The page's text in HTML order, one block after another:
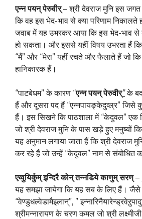
एन्न पयन् पेरुवीर्– श्री देवराज मुनि इस
कि वह इस भेद-भाव से क्या परिणाम
जवाब में यह उभरकर आया कि इस भेद-भाव से
हो सकता। और इससे यहीं विषय उभरता हैं कि
“मैं” और “मेरा” यहीं रचते और फैलाते हैं जो
हानिकारक हैं।
“पाटबेधम” के कारण “एन्न पयन् पेरुवीर्”के
हैं और दूसरा पद हैं “एन्नपायङ्केदुव्ल्र” जिसे
हैं। इस सिखने कि पाठशाला में “केदुवल” एक
जो श्री देवराज मुनि के पास खड़े हुए मनुष्यों
यह अनुमान लगाया जाता हैं कि श्री देवराज
कर रहे हैं जो उन्हें “केदुवल” नाम से संबोधित
एव्वुयिर्कुम् इन्दिरै कोन् तन्नडिये काणुम् सरण्–
यह समझा जायेगा कि यह सब के लिए हैं।
“वेण्डुधल्वेडामैइलान्”, ”
श्रीमन्नारायण के चरण कमल जो श्री